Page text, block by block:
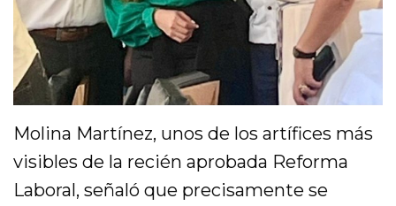
Molina Martínez, unos de los artífices más
visibles de la recién aprobada Reforma
Laboral, señaló que precisamente se